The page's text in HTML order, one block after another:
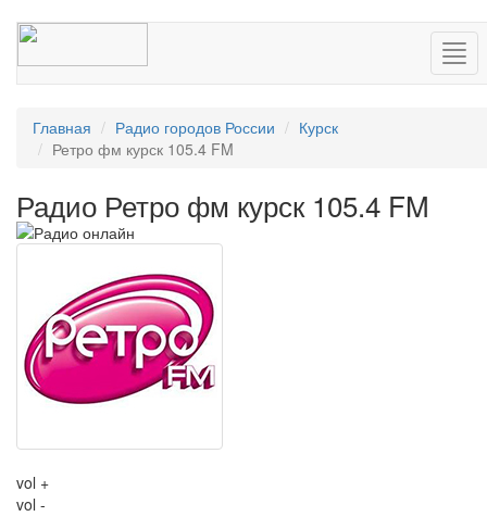
Главная Радио городов России
Курск
Ретро фм курск 105.4 FM
Радио Ретро фм курск 105.4 FM
vol +
vol -